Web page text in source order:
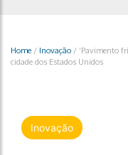
Home / Inovação / ‘Pavimento
cidade dos Estados Unidos
Inovação